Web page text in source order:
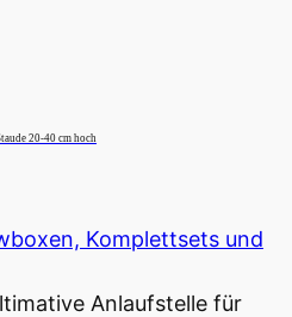
20-40 cm hoch
Anlaufstelle für